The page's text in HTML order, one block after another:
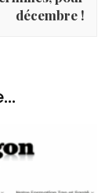
décembre !